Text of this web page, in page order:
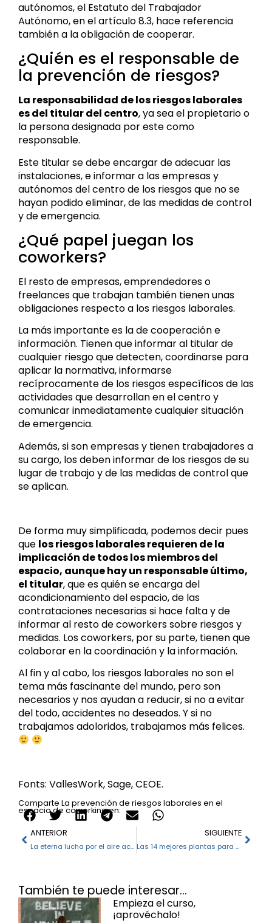
autónomos, el Estatuto del Trabajador
Autónomo, en el artículo 8.3, hace referencia
también a la obligación de cooperar.
¿Quién es el responsable de
la prevención de riesgos?
La responsabilidad de los riesgos laborales
es del titular del centro, ya sea el propietario o
la persona designada por este como
responsable.
Este titular se debe encargar de adecuar las
instalaciones, e informar a las empresas y
autónomos del centro de los riesgos que no se
hayan podido eliminar, de las medidas de control
y de emergencia.
¿Qué papel juegan los
coworkers?
El resto de empresas, emprendedores o
freelances que trabajan también tienen unas
obligaciones respecto a los riesgos laborales.
La más importante es la de cooperación e
información. Tienen que informar al titular de
cualquier riesgo que detecten, coordinarse para
aplicar la normativa, informarse
recíprocamente de los riesgos específicos de las
actividades que desarrollan en el centro y
comunicar inmediatamente cualquier situación
de emergencia.
Además, si son empresas y tienen trabajadores a
su cargo, los deben informar de los riesgos de su
lugar de trabajo y de las medidas de control que
se aplican.
De forma muy simplificada, podemos decir pues
que los riesgos laborales requieren de la
implicación de todos los miembros del
espacio, aunque hay un responsable último,
el titular, que es quién se encarga del
acondicionamiento del espacio, de las
contrataciones necesarias si hace falta y de
informar al resto de coworkers sobre riesgos y
medidas. Los coworkers, por su parte, tienen que
colaborar en la coordinación y la información.
Al fin y al cabo, los riesgos laborales no son el
tema más fascinante del mundo, pero son
necesarios y nos ayudan a reducir, si no a evitar
del todo, accidentes no deseados. Y si no
trabajamos adoloridos, trabajamos más felices.
Fonts: VallesWork, Sage, CEOE.
Comparte La prevención de riesgos laborales en el
espacio de coworking en:
ANTERIOR
La eterna lucha por el aire acondicionado en los espacios de trabajo
SIGUIENTE
Las 14 mejores plantas para un espacio de coworking
También te puede interesar...
Empieza el curso,
¡aprovéchalo!